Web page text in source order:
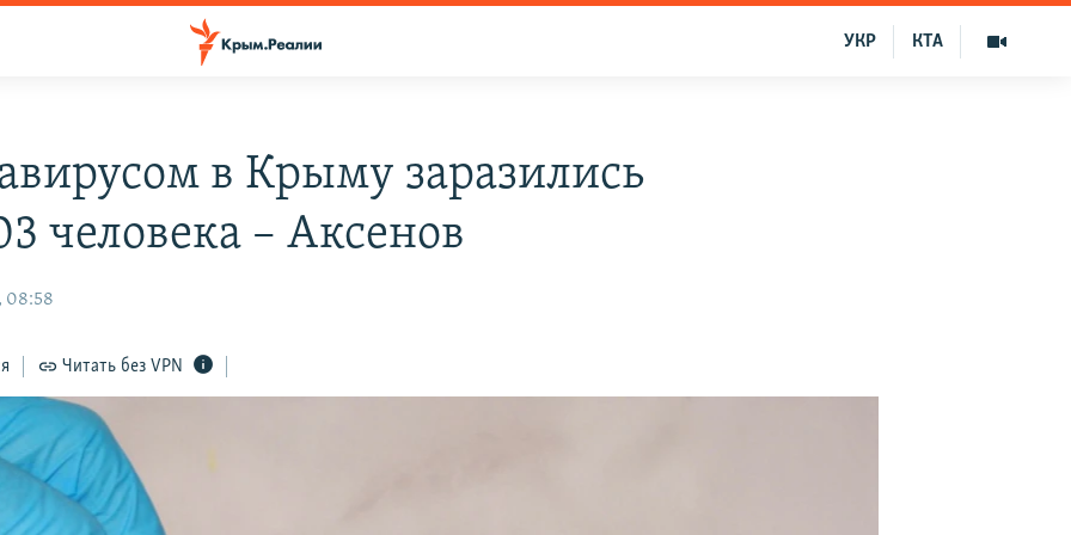
КТА
УКР
в Крыму заразились
человека – Аксенов
08:58
Читать без VPN